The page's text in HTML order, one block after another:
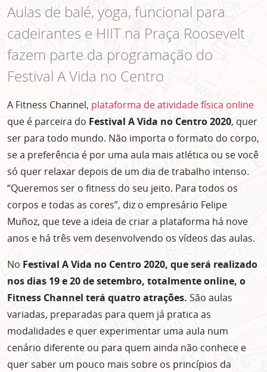
Aulas de balé, yoga, funcional para
cadeirantes e HIIT na Praça Roosevelt
fazem parte da programação do
Festival A Vida no Centro
A Fitness Channel, plataforma de atividade física online
que é parceira do Festival A Vida no Centro 2020, quer
ser para todo mundo. Não importa o formato do corpo,
se a preferência é por uma aula mais atlética ou se você
só quer relaxar depois de um dia de trabalho intenso.
“Queremos ser o fitness do seu jeito. Para todos os
corpos e todas as cores”, diz o empresário Felipe
Muñoz, que teve a ideia de criar a plataforma há nove
anos e há três vem desenvolvendo os vídeos das aulas.
No Festival A Vida no Centro 2020, que será realizado
nos dias 19 e 20 de setembro, totalmente online, o
Fitness Channel terá quatro atrações. São aulas
variadas, preparadas para quem já pratica as
modalidades e quer experimentar uma aula num
cenário diferente ou para quem ainda não conhece e
quer saber um pouco mais sobre os princípios da